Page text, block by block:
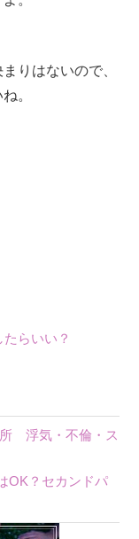
りはないので、
。
らいい？
浮気・不倫・ス
OK？セカンドパ